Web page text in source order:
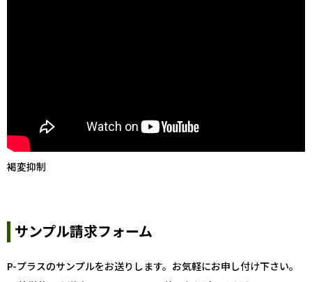
褐変抑制
サンプル請求フォーム
P-プラスのサンプルをお送りします。お気軽にお申し付け下さい。